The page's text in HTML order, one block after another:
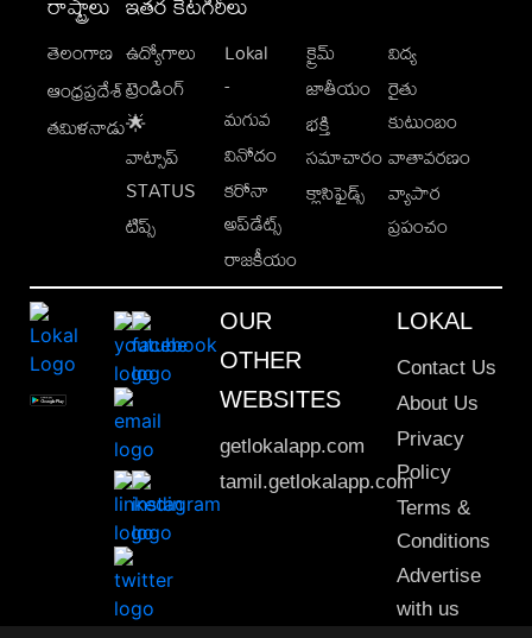
తెలంగాణ
ఆంధ్రప్రదేశ్
తమిళనాడు
ఉద్యోగాలు
ట్రెండింగ్
🌟
వాట్సాప్
STATUS
టిప్స్
Lokal
-
మగువ
వినోదం
కరోనా
అప్‌డేట్స్
రాజకీయం
క్రైమ్
జాతీయం
భక్తి
సమాచారం
క్లాసిఫైడ్స్
విద్య
రైతు
కుటుంబం
వాతావరణం
వ్యాపార
ప్రపంచం
OUR
OTHER
WEBSITES
getlokalapp.com
tamil.getlokalapp.com
LOKAL
Contact Us
About Us
Privacy
Policy
Terms &
Conditions
Advertise
with us